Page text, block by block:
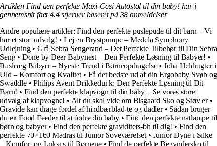
Artiklen Find den perfekte Maxi-Cosi Autostol til din baby! har i
gennemsnit fået4.4 stjerner baseret på 38 anmeldelser
Andre populære artikler: Find den perfekte puslepude til dit barn – Vi
har et stort udvalg! • Lej en Brystpumpe – Medela Symphony
Udlejning • Grå Sebra Sengerand – Det Perfekte Tilbehør til Din Sebra
Seng • Done by Deer Babynest – Den Perfekte Løsning til Babyer! •
Rasleæg Babyer – Nyeste Trend i Børneopdragelse • Joha Heldragter i
Uld – Komfort og Kvalitet • Få det bedste ud af din Ergobaby Svøb og
Swaddle • Philips Avent Drikkedunk: Den Perfekte Løsning til Dit
Barn! • Find den perfekte klapvogn til din baby – Se vores store
udvalg af klapvogne! • Alt du skal vide om Bisgaard Sko og Støvler•
Gravide kan drage fordel af hindbærblad-te og dadler• Sådan bruger
du en Food Feeder til at fodre din baby • Find den perfekte natlampe til
børn og babyer• Find den perfekte graviditets-bh til dig! • Find den
perfekte 70×160 Madras til Junior Soveværelset • Junior Dyne i Silke
– Komfort og Luksus til Børnene • Find de perfekte Begyndersko til